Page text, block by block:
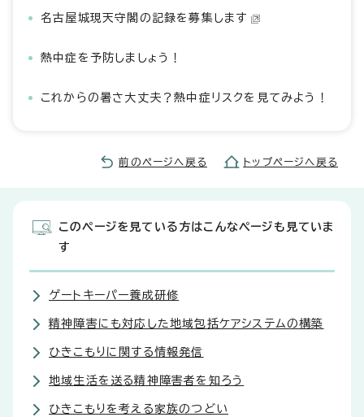
名古屋城現天守閣の記録を募集します
熱中症を予防しましょう！
これからの暑さ大丈夫？熱中症リスクを見てみよう！
前のページへ戻る トップページへ戻る
このページを見ている方はこんなページも見ていま
す
ゲートキーパー養成研修
精神障害にも対応した地域包括ケアシステムの構築
ひきこもりに関する情報発信
地域生活を送る精神障害者を知ろう
ひきこもりを考える家族のつどい